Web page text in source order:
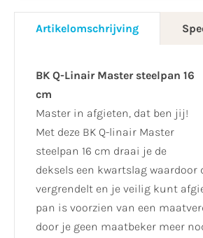
Artikelomschrijving
BK Q-Linair Master steelpan 16
cm
Master in afgieten, dat ben jij!
Met deze BK Q-linair Master
steelpan 16 cm draai je de
deksels een kwartslag waardoor
vergrendelt en je veilig kunt
pan is voorzien van een
door je geen maatbeker meer